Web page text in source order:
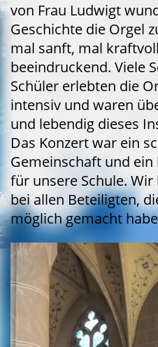
von Frau Ludwigt
Geschichte die Orgel
mal sanft, mal
beeindruckend. Viele
Schüler erlebten die
intensiv und waren
und lebendig dieses
Das Konzert war ein
Gemeinschaft und
für unsere Schule.
bei allen Beteiligten,
möglich gemacht